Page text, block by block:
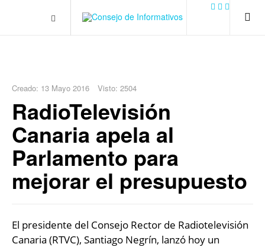
url('../../images/contact.png') 0 0 no-repeat; color: #eaeaea; padding:
Creado: 13 Mayo 2016 Visto: 2504
RadioTelevisión
Canaria apela al
Parlamento para
mejorar el presupuesto
El presidente del Consejo Rector de Radiotelevisión
Canaria (RTVC), Santiago Negrín, lanzó hoy un